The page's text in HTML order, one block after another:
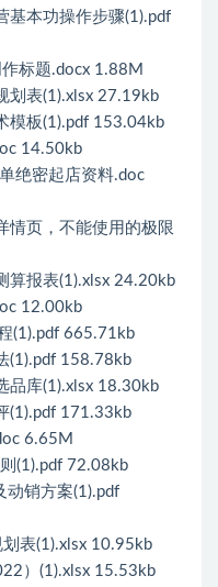
基本功操作步骤(1).pdf
标题.docx 1.88M
划表(1).xlsx 27.19kb
模板(1).pdf 153.04kb
14.50kb
绝密起店资料.doc
情页，不能使用的极限
算报表(1).xlsx 24.20kb
12.00kb
(1).pdf 665.71kb
(1).pdf 158.78kb
品库(1).xlsx 18.30kb
(1).pdf 171.33kb
6.65M
(1).pdf 72.08kb
动销方案(1).pdf
表(1).xlsx 10.95kb
）(1).xlsx 15.53kb